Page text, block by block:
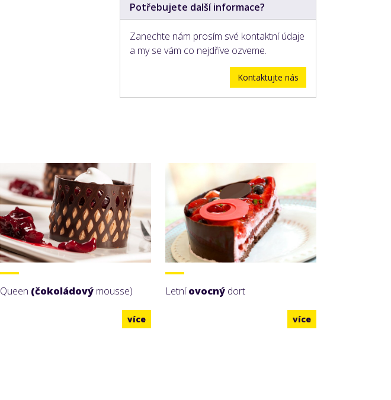
Potřebujete další informace?
Zanechte nám prosím své kontaktní údaje
a my se vám co nejdříve ozveme.
Kontaktujte nás
Queen (čokoládový mousse)
více
Letníovocný dort
více